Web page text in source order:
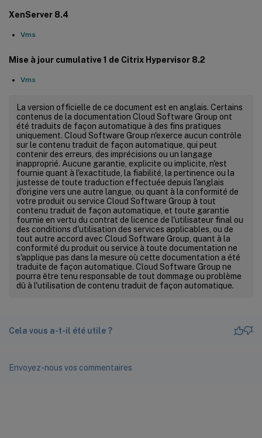
XenServer 8.4
Vms
Mise à jour cumulative 1 de Citrix Hypervisor 8.2
Vms
La version officielle de ce document est en anglais. Certains
contenus de la documentation Cloud Software Group ont
été traduits de façon automatique à des fins pratiques
uniquement. Cloud Software Group n'exerce aucun contrôle
sur le contenu traduit de façon automatique, qui peut
contenir des erreurs, des imprécisions ou un langage
inapproprié. Aucune garantie, explicite ou implicite, n'est
fournie quant à l'exactitude, la fiabilité, la pertinence ou la
justesse de toute traduction effectuée depuis l'anglais
d'origine vers une autre langue, ou quant à la conformité de
votre produit ou service Cloud Software Group à tout
contenu traduit de façon automatique, et toute garantie
fournie en vertu du contrat de licence de l'utilisateur final ou
des conditions d'utilisation des services applicables, ou de
tout autre accord avec Cloud Software Group, quant à la
conformité du produit ou service à toute documentation ne
s'applique pas dans la mesure où cette documentation a été
traduite de façon automatique. Cloud Software Group ne
pourra être tenu responsable de tout dommage ou problème
dû à l'utilisation de contenu traduit de façon automatique.
Cela vous a-t-il été utile ?
Envoyez-nous vos commentaires